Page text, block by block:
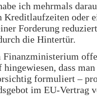
ich mehrmals
Kreditlaufzeiten oder
Forderung
die Hintertür.
Finanzministerium
dass
formuliert –
im EU-Vertrag